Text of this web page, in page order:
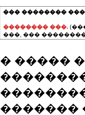
��� ��������
�������� ���.
���, ���
� �����
��������
�������